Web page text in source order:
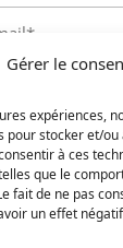
Gérer le
expériences,
pour stocker et/
à ces
que le
fait de ne pas
un effet
(Nécessaire)